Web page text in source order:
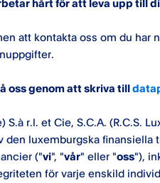
hårt för att leva upp till
att kontakta oss om du har
oss genom att skriva till
S.à r.l. et Cie, S.C.A. (R.C.S.
den luxemburgska
("vi", "vår" eller "oss"),
för varje enskild